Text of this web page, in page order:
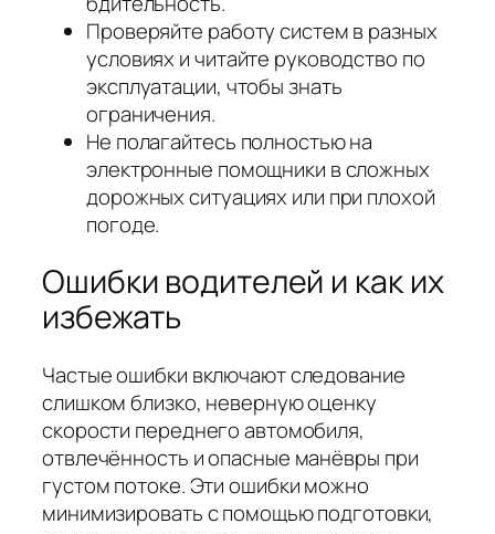
Проверяйте работу систем в разных
условиях и читайте руководство по
эксплуатации, чтобы знать
ограничения.
Не полагайтесь полностью на
электронные помощники в сложных
дорожных ситуациях или при плохой
погоде.
Ошибки водителей и как их
избежать
Частые ошибки включают следование
слишком близко, неверную оценку
скорости переднего автомобиля,
отвлечённость и опасные манёвры при
густом потоке. Эти ошибки можно
минимизировать с помощью подготовки,